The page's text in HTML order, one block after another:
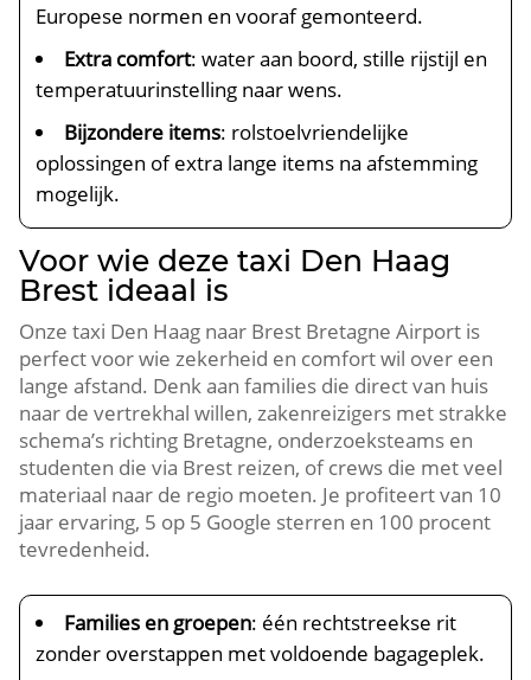
Europese normen en vooraf gemonteerd.
Extra comfort: water aan boord, stille rijstijl en
temperatuurinstelling naar wens.
Bijzondere items: rolstoelvriendelijke
oplossingen of extra lange items na afstemming
mogelijk.
Voor wie deze taxi Den Haag
Brest ideaal is
Onze taxi Den Haag naar Brest Bretagne Airport is
perfect voor wie zekerheid en comfort wil over een
lange afstand. Denk aan families die direct van huis
naar de vertrekhal willen, zakenreizigers met strakke
schema’s richting Bretagne, onderzoeksteams en
studenten die via Brest reizen, of crews die met veel
materiaal naar de regio moeten. Je profiteert van 10
jaar ervaring, 5 op 5 Google sterren en 100 procent
tevredenheid.
Families en groepen: één rechtstreekse rit
zonder overstappen met voldoende bagageplek.